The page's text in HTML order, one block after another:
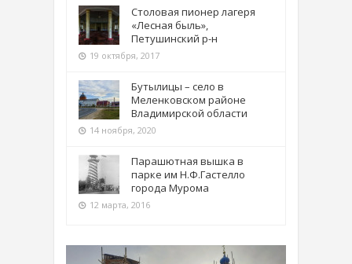
Столовая пионер лагеря
«Лесная быль»,
Петушинский р-н
19 октября, 2017
Бутылицы – село в
Меленковском районе
Владимирской области
14 ноября, 2020
Парашютная вышка в
парке им Н.Ф.Гастелло
города Мурома
12 марта, 2016